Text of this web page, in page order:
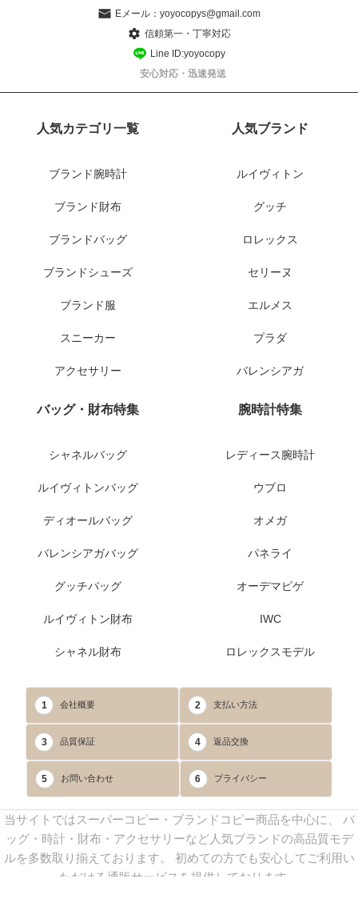
Eメール： yoyocopys@gmail.com
信頼第一・丁寧対応
Line ID:yoyocopy
安心対応・迅速発送
人気カテゴリ一覧
ブランド腕時計
ブランド財布
ブランドバッグ
ブランドシューズ
ブランド服
スニーカー
アクセサリー
人気ブランド
ルイヴィトン
グッチ
ロレックス
セリーヌ
エルメス
プラダ
バレンシアガ
バッグ・財布特集
シャネルバッグ
ルイヴィトンバッグ
ディオールバッグ
バレンシアガバッグ
グッチバッグ
ルイヴィトン財布
シャネル財布
腕時計特集
レディース腕時計
ウブロ
オメガ
パネライ
オーデマピゲ
IWC
ロレックスモデル
1 会社概要 2 支払い方法
3 品質保証 4 返品交換
5 お問い合わせ 6 プライバシー
当サイトではスーパーコピー・ブランドコピー商品を中心に、 バ
ッグ・時計・財布・アクセサリーなど人気ブランドの高品質モデ
ルを多数取り揃えております。 初めての方でも安心してご利用い
ただける通販サービスを提供しております。